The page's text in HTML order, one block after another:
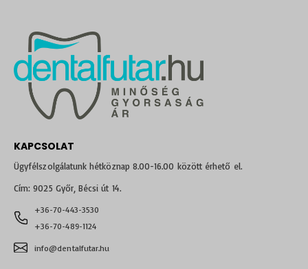
KAPCSOLAT
Ügyfélszolgálatunk hétköznap 8.00-16.00 között érhető el.
Cím: 9025 Győr, Bécsi út 14.
+36-70-443-3530
+36-70-489-1124
info@dentalfutar.hu